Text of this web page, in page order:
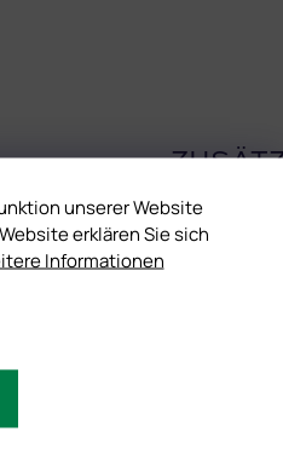
unserer Website
erklären Sie sich
Informationen
können.
Kategorie